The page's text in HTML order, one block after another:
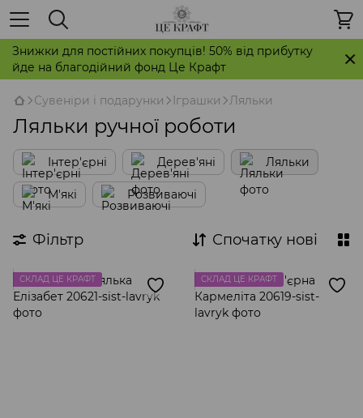
Знижки для постійних покупців! 50% від прибутку
йде на благодійний фонд Це Крафт
Сувеніри і подарунки Іграшки Ляльки
Ляльки ручної роботи
Інтер'єрні Дерев'яні Ляльки
М'які Розвиваючі
Фільтр Спочатку нові
СКЛАД ЦЕ КРАФТ СКЛАД ЦЕ КРАФТ